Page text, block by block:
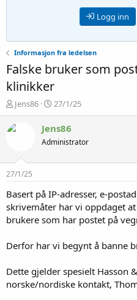
Logg inn
Informasjon fra ledelsen
Falske bruker som
klinikker
T
r
å
a
t
r
Jens86
S
t
a
t
o
27/1/25
Jens86
Administrator
27/1/25
Basert på IP-adresser, e-
skrivemåter har vi oppdaget
brukere som har postet på
Derfor har vi begynt å banne
Dette gjelder spesielt Hasson
norske/nordiske kontakt,